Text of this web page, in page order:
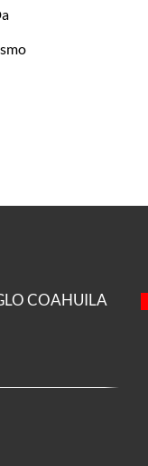
COAHUILA